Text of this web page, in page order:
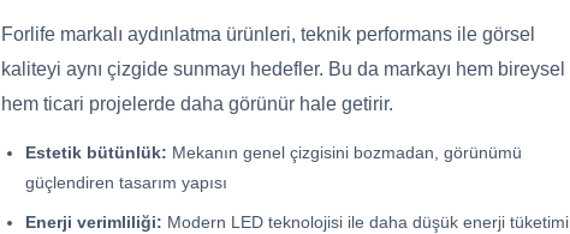
Forlife markalı aydınlatma ürünleri, teknik performans ile görsel
kaliteyi aynı çizgide sunmayı hedefler. Bu da markayı hem bireysel
hem ticari projelerde daha görünür hale getirir.
Estetik bütünlük: Mekanın genel çizgisini bozmadan, görünümü
güçlendiren tasarım yapısı
Enerji verimliliği: Modern LED teknolojisi ile daha düşük enerji tüketimi